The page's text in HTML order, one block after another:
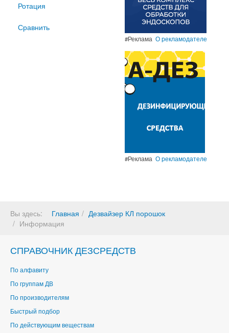
Ротация
Сравнить
#Реклама О рекламодателе
#Реклама О рекламодателе
Вы здесь: Главная
Дезвайзер КЛ порошок
Информация
СПРАВОЧНИК ДЕЗСРЕДСТВ
По алфавиту
По группам ДВ
По производителям
Быстрый подбор
По действующим веществам